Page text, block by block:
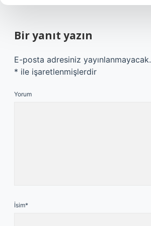
Bir yanıt yazın
E-posta adresiniz yayınlanmayacak.
* ile işaretlenmişlerdir
Yorum
İsim*